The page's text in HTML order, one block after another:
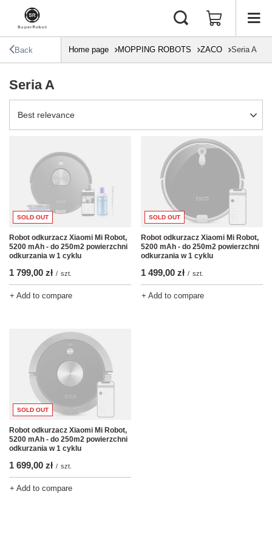
Back Home page MOPPING ROBOTS ZACO Seria A
Seria A
Change sorting
Best relevance
SOLD OUT
Robot odkurzacz Xiaomi Mi Robot,
5200 mAh - do 250m2 powierzchni
odkurzania w 1 cyklu
1 799,00 zł / szt.
+ Add to compare
SOLD OUT
Robot odkurzacz Xiaomi Mi Robot,
5200 mAh - do 250m2 powierzchni
odkurzania w 1 cyklu
1 499,00 zł / szt.
+ Add to compare
SOLD OUT
Robot odkurzacz Xiaomi Mi Robot,
5200 mAh - do 250m2 powierzchni
odkurzania w 1 cyklu
1 699,00 zł / szt.
+ Add to compare